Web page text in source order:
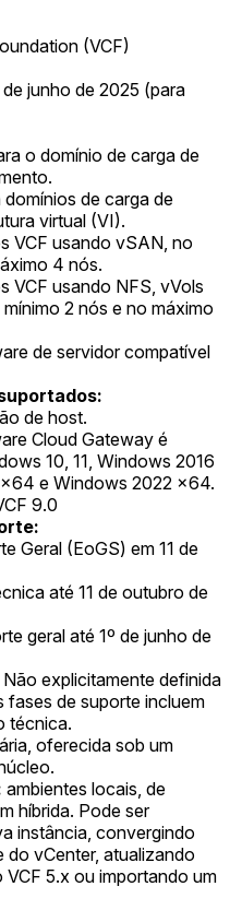
(VCF)
de junho de 2025 (para
o domínio de carga de
de carga de
virtual (VI).
VCF usando vSAN, no
4 nós.
VCF usando NFS, vVols
2 nós e no máximo
de servidor compatível
de host.
Cloud Gateway é
10, 11, Windows 2016
e Windows 2022 x64.
9.0
Geral (EoGS) em 11 de
até 11 de outubro de
geral até 1º de junho de
Não explicitamente definida
de suporte incluem
técnica.
oferecida sob um
ambientes locais, de
híbrida. Pode ser
instância, convergindo
do vCenter, atualizando
5.x ou importando um